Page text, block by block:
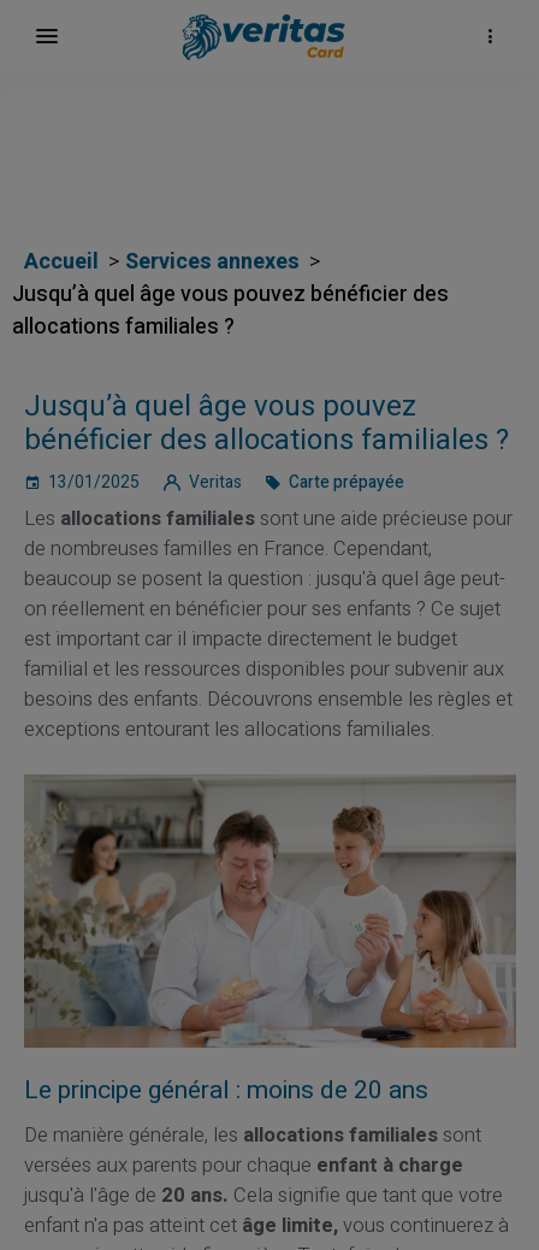
Accueil
Services annexes
Jusqu’à quel âge vous pouvez bénéficier des
allocations familiales ?
Jusqu’à quel âge vous pouvez
bénéficier des allocations familiales ?
13/01/2025 Veritas Carte prépayée
Les allocations familialessont une aide précieuse pour
de nombreuses familles en France. Cependant,
beaucoup se posent la question : jusqu'à quel âge peut-
on réellement en bénéficier pour ses enfants ? Ce sujet
est important car il impacte directement le budget
familial et les ressources disponibles pour subvenir aux
besoins des enfants. Découvrons ensemble les règles et
exceptions entourant les allocations familiales.
Le principe général : moins de 20 ans
De manière générale, les allocations familialessont
versées aux parents pour chaque enfant à charge
jusqu'à l'âge de 20 ans. Cela signifie que tant que votre
enfant n'a pas atteint cet âge limite,vous continuerez à